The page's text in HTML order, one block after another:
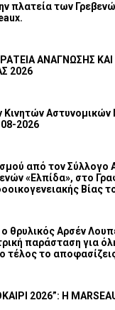
πλατεία των
ΑΝΑΓΝΩΣΗΣ ΚΑΙ
2026
Αστυνομικών
2026
από τον Σύλλογο
«Ελπίδα», στο
Βίας
θρυλικός Αρσέν
παράσταση για
όπου το τέλος το
2026”: Η